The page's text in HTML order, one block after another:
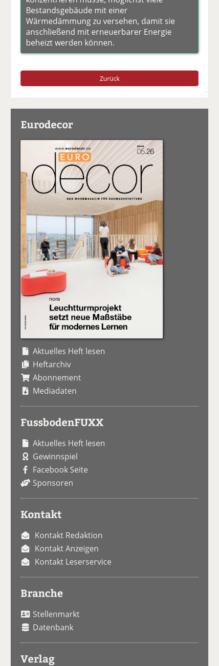
Bestandsgebäude mit einer
Wärmedämmung zu versehen, damit sie
anschließend mit erneuerbarer Energie
beheizt werden können.
Zurück
Eurodecor
Aktuelles Heft lesen
Heftarchiv
Abonnement
Mediadaten
FussbodenFUXX
Aktuelles Heft lesen
Gewinnspiel
Facebook Seite
Sponsoren
Kontakt
Kontakt Redaktion
Kontakt Anzeigen
Kontakt Leserservice
Branche
Stellenmarkt
Datenbank
Verlag